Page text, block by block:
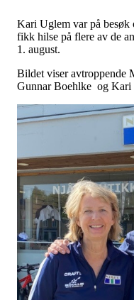
Kari Uglem var på
fikk hilse på flere av de
1. august.
Bildet viser avtroppende
Gunnar Boehlke og Kari